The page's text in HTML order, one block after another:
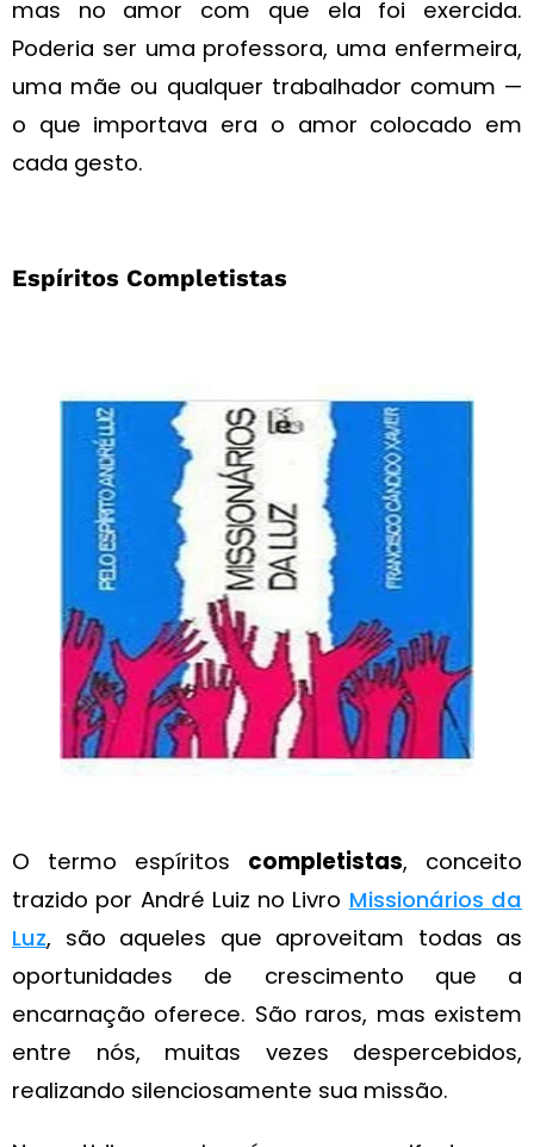
mas no amor com que ela foi exercida.
Poderia ser uma professora, uma enfermeira,
uma mãe ou qualquer trabalhador comum —
o que importava era o amor colocado em
cada gesto.
Espíritos Completistas
O termo espíritos completistas, conceito
trazido por André Luiz no Livro Missionários da
Luz, são aqueles que aproveitam todas as
oportunidades de crescimento que a
encarnação oferece. São raros, mas existem
entre nós, muitas vezes despercebidos,
realizando silenciosamente sua missão.